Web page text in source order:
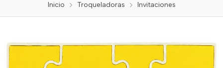
Inicio Troqueladoras Invitaciones